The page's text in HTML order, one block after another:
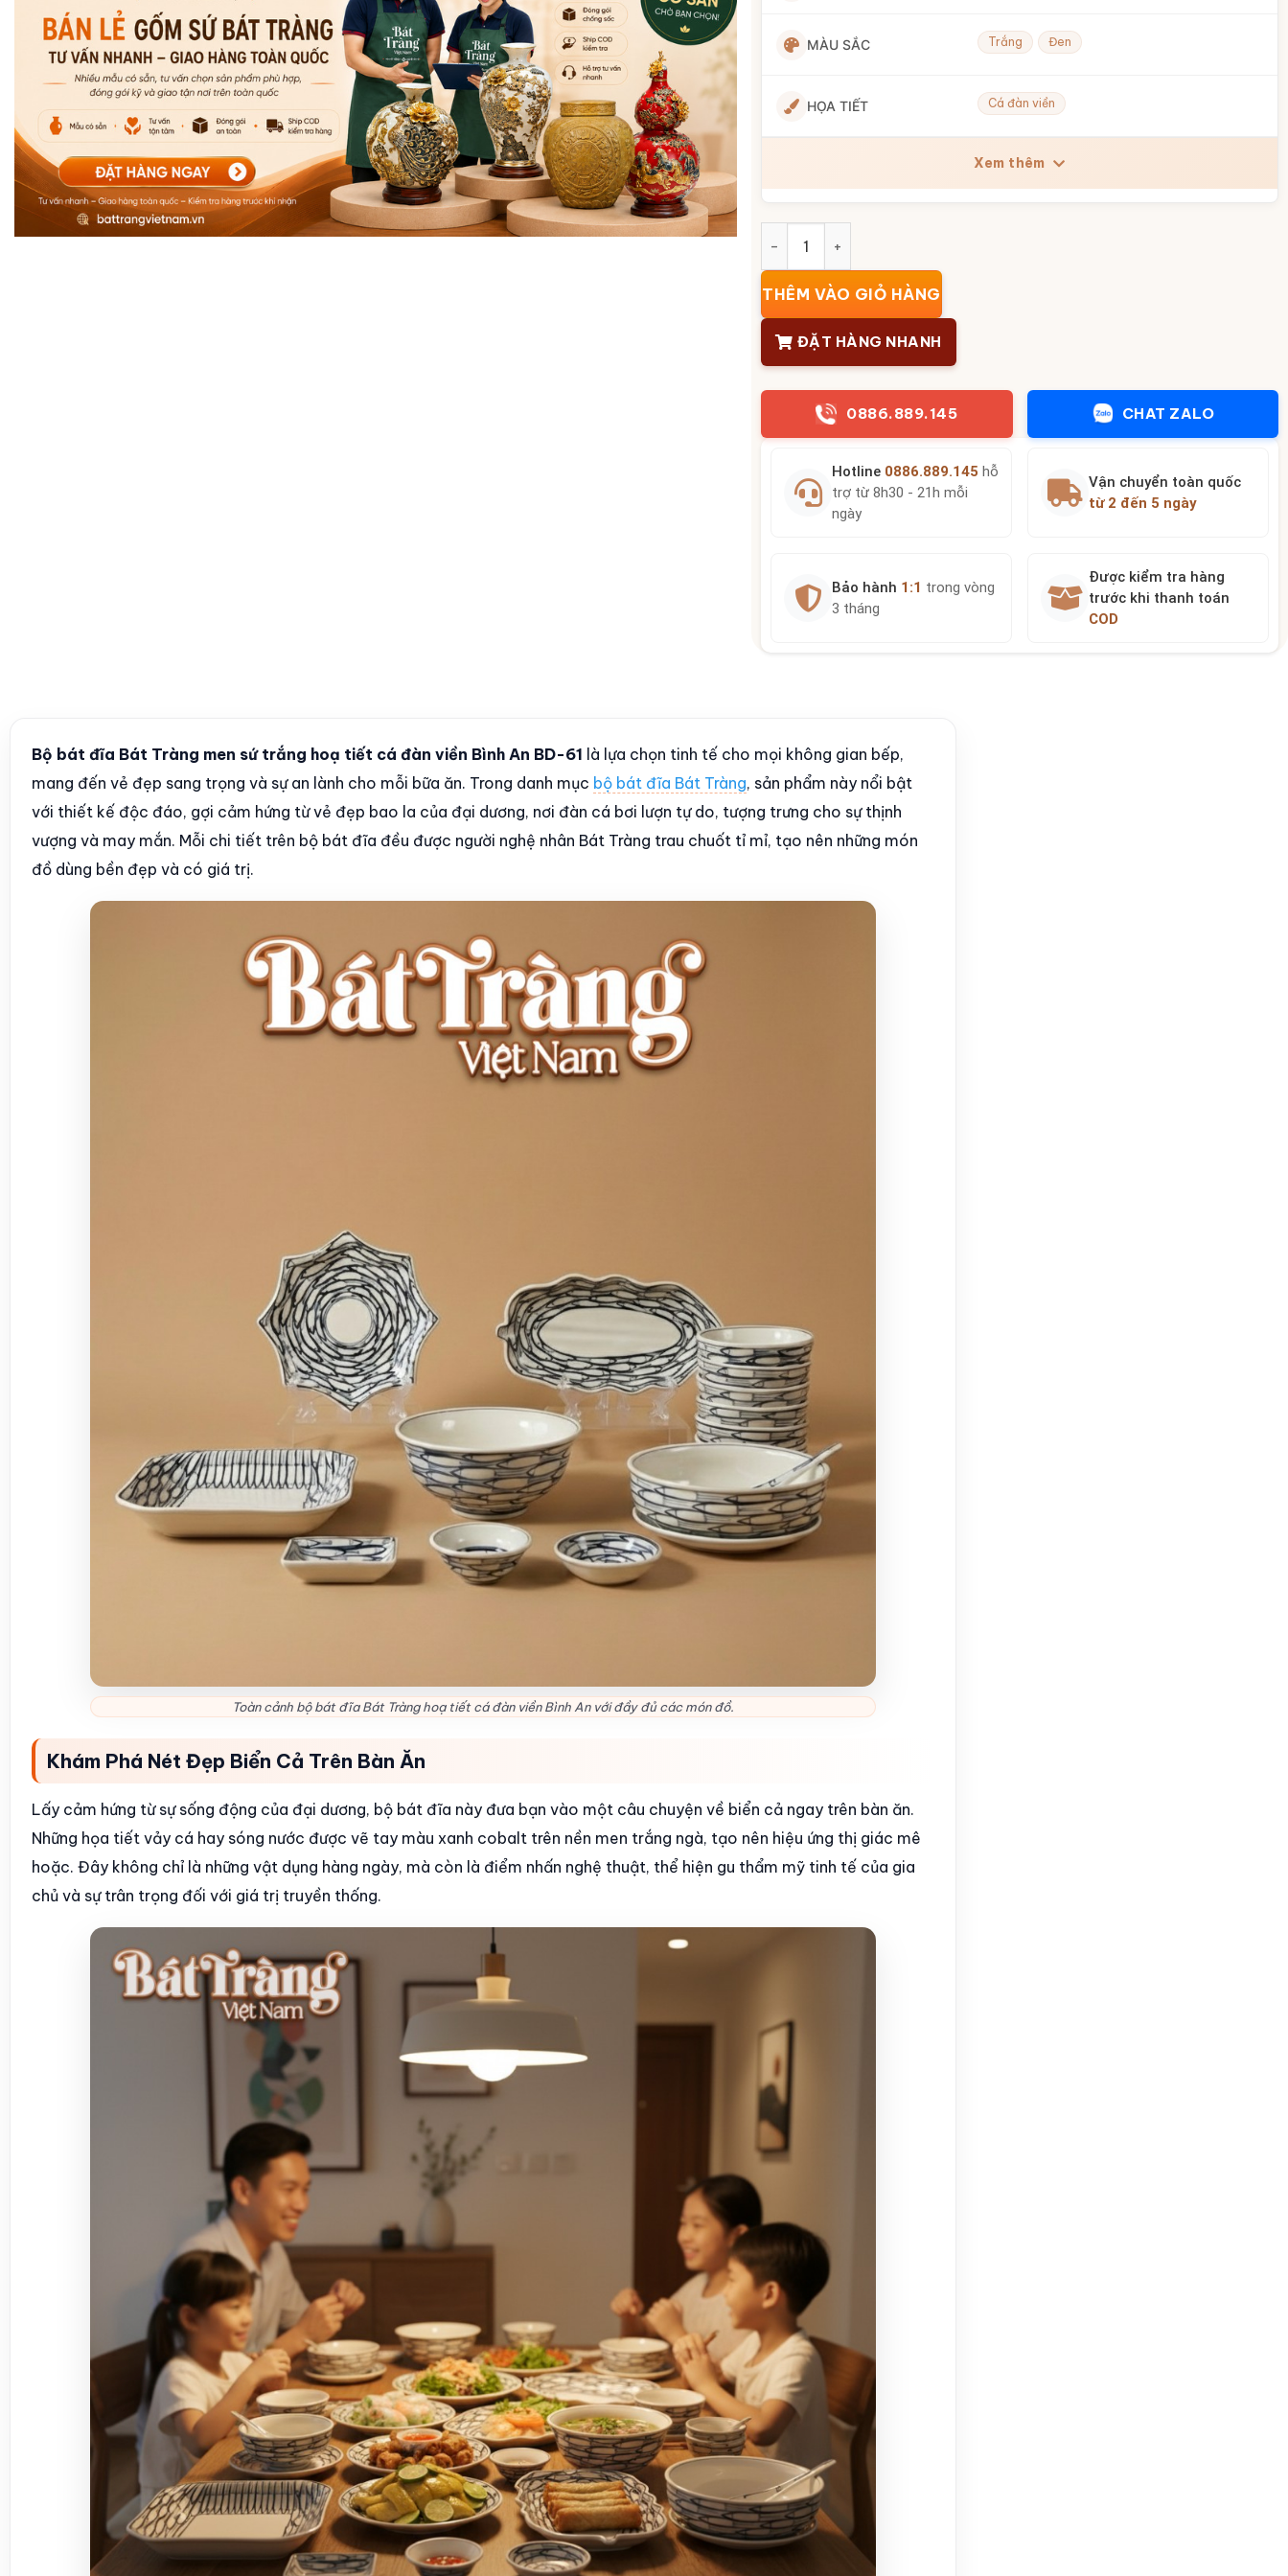
MÀU SẮC Trắng Đen
HỌA TIẾT Cá đàn viền
Xem thêm
THÊM VÀO GIỎ HÀNG
ĐẶT HÀNG NHANH
0886.889.145 CHAT ZALO
Hotline 0886.889.145 hỗ
trợ từ 8h30 - 21h mỗi
ngày
Vận chuyển toàn quốc
từ 2 đến 5 ngày
Bảo hành 1:1 trong vòng
3 tháng
Được kiểm tra hàng
trước khi thanh toán
COD
Bộ bát đĩa Bát Tràng men sứ trắng hoạ tiết cá đàn viền Bình An BD-61 là lựa chọn tinh tế cho mọi không gian bếp,
mang đến vẻ đẹp sang trọng và sự an lành cho mỗi bữa ăn. Trong danh mục bộ bát đĩa Bát Tràng, sản phẩm này nổi bật
với thiết kế độc đáo, gợi cảm hứng từ vẻ đẹp bao la của đại dương, nơi đàn cá bơi lượn tự do, tượng trưng cho sự thịnh
vượng và may mắn. Mỗi chi tiết trên bộ bát đĩa đều được người nghệ nhân Bát Tràng trau chuốt tỉ mỉ, tạo nên những món
đồ dùng bền đẹp và có giá trị.
Toàn cảnh bộ bát đĩa Bát Tràng hoạ tiết cá đàn viền Bình An với đầy đủ các món đồ.
Khám Phá Nét Đẹp Biển Cả Trên Bàn Ăn
Lấy cảm hứng từ sự sống động của đại dương, bộ bát đĩa này đưa bạn vào một câu chuyện về biển cả ngay trên bàn ăn.
Những họa tiết vảy cá hay sóng nước được vẽ tay màu xanh cobalt trên nền men trắng ngà, tạo nên hiệu ứng thị giác mê
hoặc. Đây không chỉ là những vật dụng hàng ngày, mà còn là điểm nhấn nghệ thuật, thể hiện gu thẩm mỹ tinh tế của gia
chủ và sự trân trọng đối với giá trị truyền thống.